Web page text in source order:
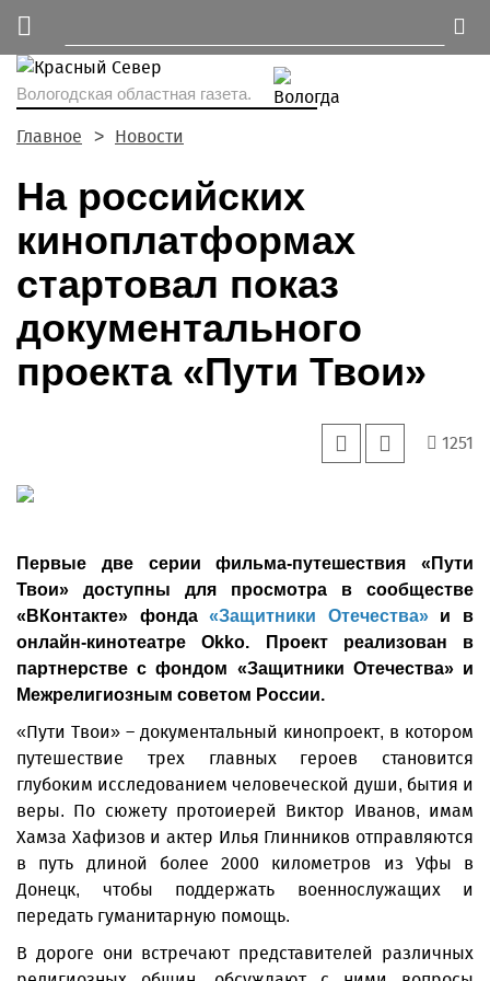
Вологодская областная газета.
Главное Новости
На российских
киноплатформах
стартовал показ
документального
проекта «Пути Твои»
1251
Первые две серии фильма-путешествия «Пути
Твои» доступны для просмотра в сообществе
«ВКонтакте» фонда«Защитники Отечества»и в
онлайн-кинотеатре Okko. Проект реализован в
партнерстве с фондом «Защитники Отечества» и
Межрелигиозным советом России.
«Пути Твои» – документальный кинопроект, в котором
путешествие трех главных героев становится
глубоким исследованием человеческой души, бытия и
веры. По сюжету протоиерей Виктор Иванов, имам
Хамза Хафизов и актер Илья Глинников отправляются
в путь длиной более 2000 километров из Уфы в
Донецк, чтобы поддержать военнослужащих и
передать гуманитарную помощь.
В дороге они встречают представителей различных